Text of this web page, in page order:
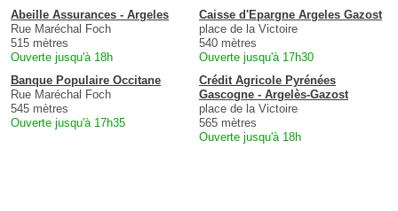
Abeille Assurances - Argeles
Rue Maréchal Foch
515 mètres
Ouverte jusqu'à 18h
Caisse d'Epargne Argeles Gazost
place de la Victoire
540 mètres
Ouverte jusqu'à 17h30
Banque Populaire Occitane
Rue Maréchal Foch
545 mètres
Ouverte jusqu'à 17h35
Crédit Agricole Pyrénées
Gascogne - Argelès-Gazost
place de la Victoire
565 mètres
Ouverte jusqu'à 18h